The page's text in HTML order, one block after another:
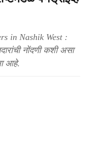
in Nashik West :
नोंदणी कशी असा
आहे.